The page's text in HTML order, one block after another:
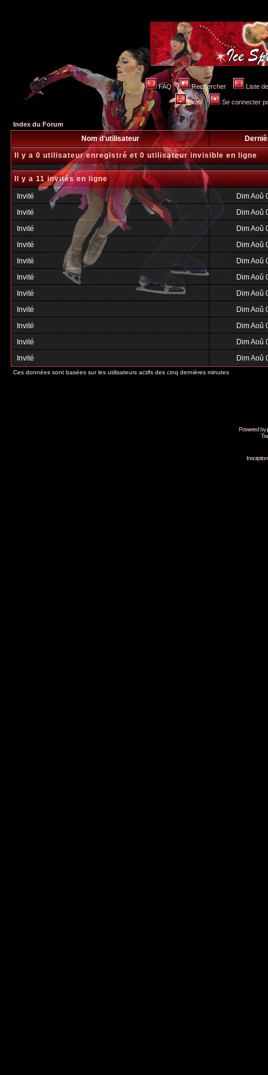
FAQ Rechercher Liste
Profil Se connecter
Index du Forum
Nom d'utilisateur
Il y a 0 utilisateur enregistré et 0 utilisateur invisible en ligne
Il y a 11 invités en ligne
Invité
Dim Aoû
Invité
Dim Aoû
Invité
Dim Aoû
Invité
Dim Aoû
Invité
Dim Aoû
Invité
Dim Aoû
Invité
Dim Aoû
Invité
Dim Aoû
Invité
Dim Aoû
Invité
Dim Aoû
Invité
Dim Aoû
Ces données sont basées sur les utilisateurs actifs des cinq dernières minutes
Powered by